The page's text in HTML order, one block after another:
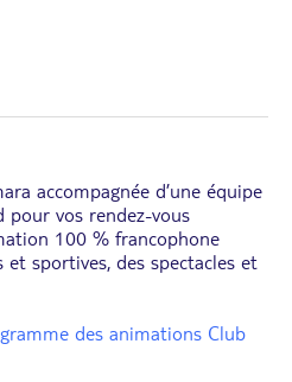
accompagnée d’une équipe
vos rendez-vous
100 % francophone
sportives, des spectacles et
des animations Club